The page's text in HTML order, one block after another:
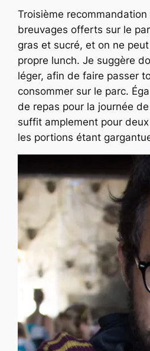
Troisième
breuvages offerts sur le
gras et sucré, et on ne
propre lunch. Je suggère
léger, afin de faire passer
consommer sur le parc.
de repas pour la journée
suffit amplement pour
les portions étant